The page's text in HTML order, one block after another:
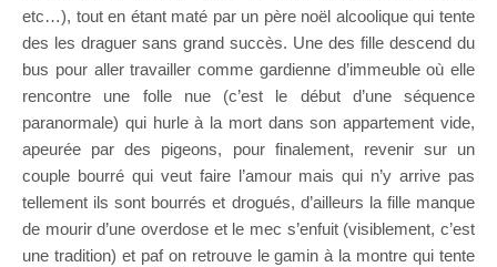
etc…), tout en étant maté par un père noël alcoolique qui tente
des les draguer sans grand succès. Une des fille descend du
bus pour aller travailler comme gardienne d’immeuble où elle
rencontre une folle nue (c’est le début d’une séquence
paranormale) qui hurle à la mort dans son appartement vide,
apeurée par des pigeons, pour finalement, revenir sur un
couple bourré qui veut faire l’amour mais qui n’y arrive pas
tellement ils sont bourrés et drogués, d’ailleurs la fille manque
de mourir d’une overdose et le mec s’enfuit (visiblement, c’est
une tradition) et paf on retrouve le gamin à la montre qui tente